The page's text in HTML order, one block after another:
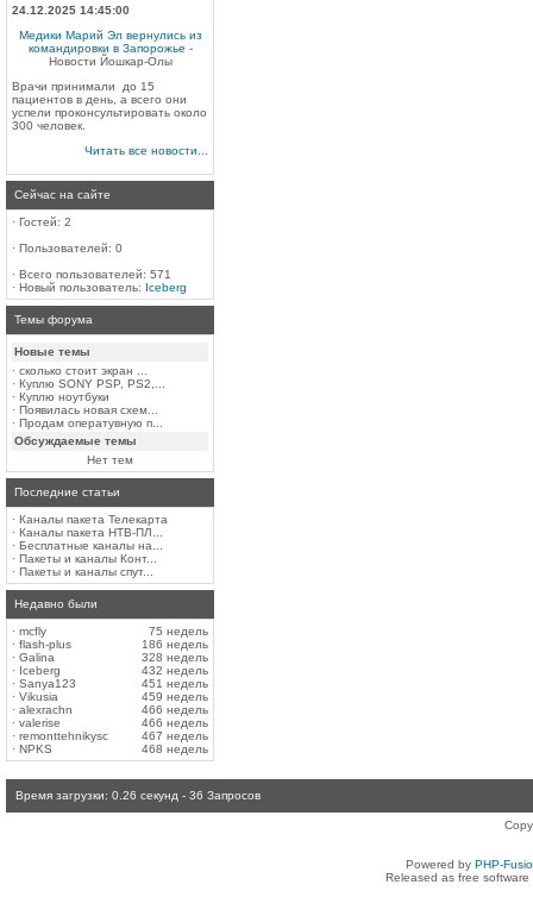
24.12.2025 14:45:00
Медики Марий Эл вернулись из
командировки в Запорожье -
Новости Йошкар-Олы
Врачи принимали до 15
пациентов в день, а всего они
успели проконсультировать около
300 человек.
Читать все новости...
Сейчас на сайте
· Гостей: 2
· Пользователей: 0
· Всего пользователей: 571
· Новый пользователь: Iceberg
Темы форума
Новые темы
· сколько стоит экран ...
· Куплю SONY PSP, PS2,...
· Куплю ноутбуки
· Появилась новая схем...
· Продам оператувную п...
Обсуждаемые темы
Нет тем
Последние статьи
· Каналы пакета Телекарта
· Каналы пакета НТВ-ПЛ...
· Бесплатные каналы на...
· Пакеты и каналы Конт...
· Пакеты и каналы спут...
Недавно были
· mcfly
75 недель
· flash-plus
186 недель
· Galina
328 недель
· Iceberg
432 недель
· Sanya123
451 недель
· Vikusia
459 недель
· alexrachn
466 недель
· valerise
466 недель
· remonttehnikysc
467 недель
· NPKS 468 недель
Время загрузки: 0.26 секунд - 36 Запросов
Powered by PHP-
Released as free